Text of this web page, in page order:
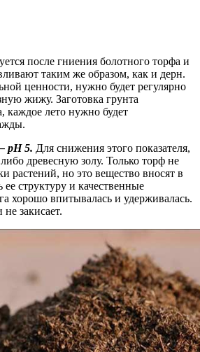
после гниения болотного торфа и
таким же образом, как и дерн.
ценности, нужно будет регулярно
жижу. Заготовка грунта
каждое лето нужно будет
рН 5. Для снижения этого показателя,
древесную золу. Только торф не
растений, но это вещество вносят в
структуру и качественные
хорошо впитывалась и удерживалась.
закисает.